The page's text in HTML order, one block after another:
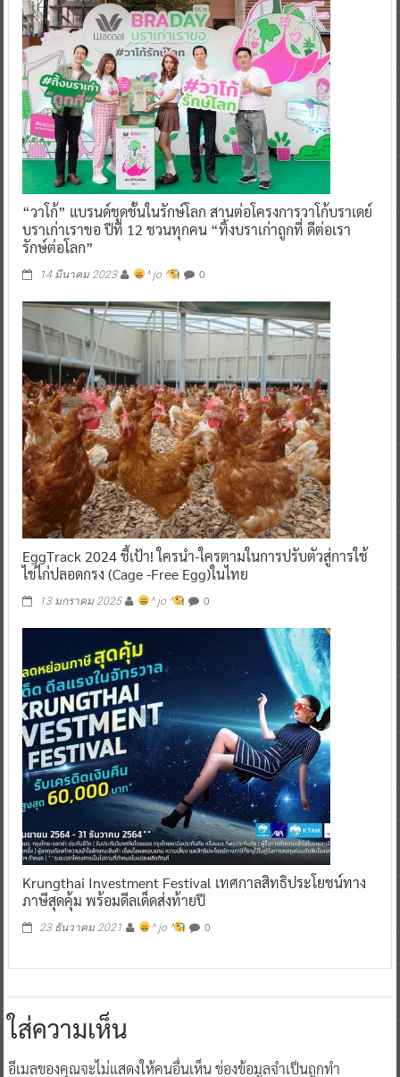
“วาโก้” แบรนด์ชุดชั้นในรักษ์โลก สานต่อโครงการวาโก้บราเดย์
บราเก่าเราขอ ปีที่ 12 ชวนทุกคน “ทิ้งบราเก่าถูกที่ ดีต่อเรา
รักษ์ต่อโลก”
14 มีนาคม 2023 ^ jo ^ 0
EggTrack 2024 ชี้เป้า! ใครนำ-ใครตามในการปรับตัวสู่การใช้
ไข่ไก่ปลอดกรง (Cage -Free Egg)ในไทย
13 มกราคม 2025 ^ jo ^ 0
Krungthai Investment Festival เทศกาลสิทธิประโยชน์ทาง
ภาษีสุดคุ้ม พร้อมดีลเด็ดส่งท้ายปี
23 ธันวาคม 2021 ^ jo ^ 0
อีเมลของคุณจะไม่แสดงให้คนอื่นเห็น